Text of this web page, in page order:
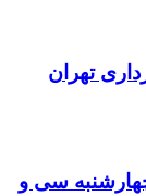
تهران
سی و